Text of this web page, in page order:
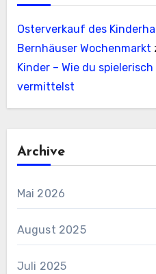
Osterverkauf des
Bernhäuser Wochenmarkt
Kinder – Wie du
vermittelst
Archive
Mai 2026
August 2025
Juli 2025